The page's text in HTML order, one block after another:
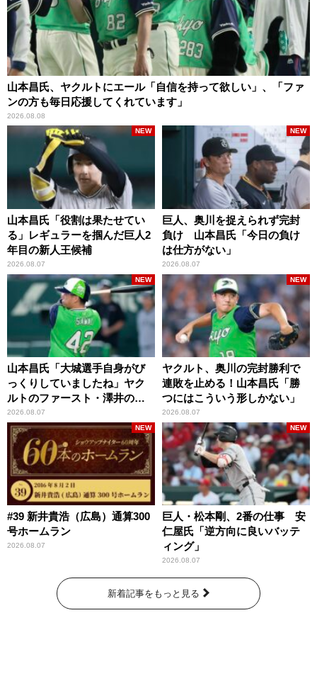
山本昌氏、ヤクルトにエール「自信を持って欲しい」、「ファ
ンの方も毎日応援してくれています」
2026.08.08
山本昌氏「役割は果たせてい
る」レギュラーを掴んだ巨人2
年目の新人王候補
2026.08.07
NEW
巨人、奥川を捉えられず完封
負け 山本昌氏「今日の負け
は仕方がない」
2026.08.07
NEW
山本昌氏「大城選手自身がび
っくりしていましたね」ヤク
ルトのファースト・澤井の判
断を評価
2026.08.07
NEW
ヤクルト、奥川の完封勝利で
連敗を止める！山本昌氏「勝
つにはこういう形しかない」
2026.08.07
NEW
#39 新井貴浩（広島）通算300
号ホームラン
2026.08.07
NEW
巨人・松本剛、2番の仕事 安
仁屋氏「逆方向に良いバッテ
ィング」
2026.08.07
NEW
新着記事をもっと見る